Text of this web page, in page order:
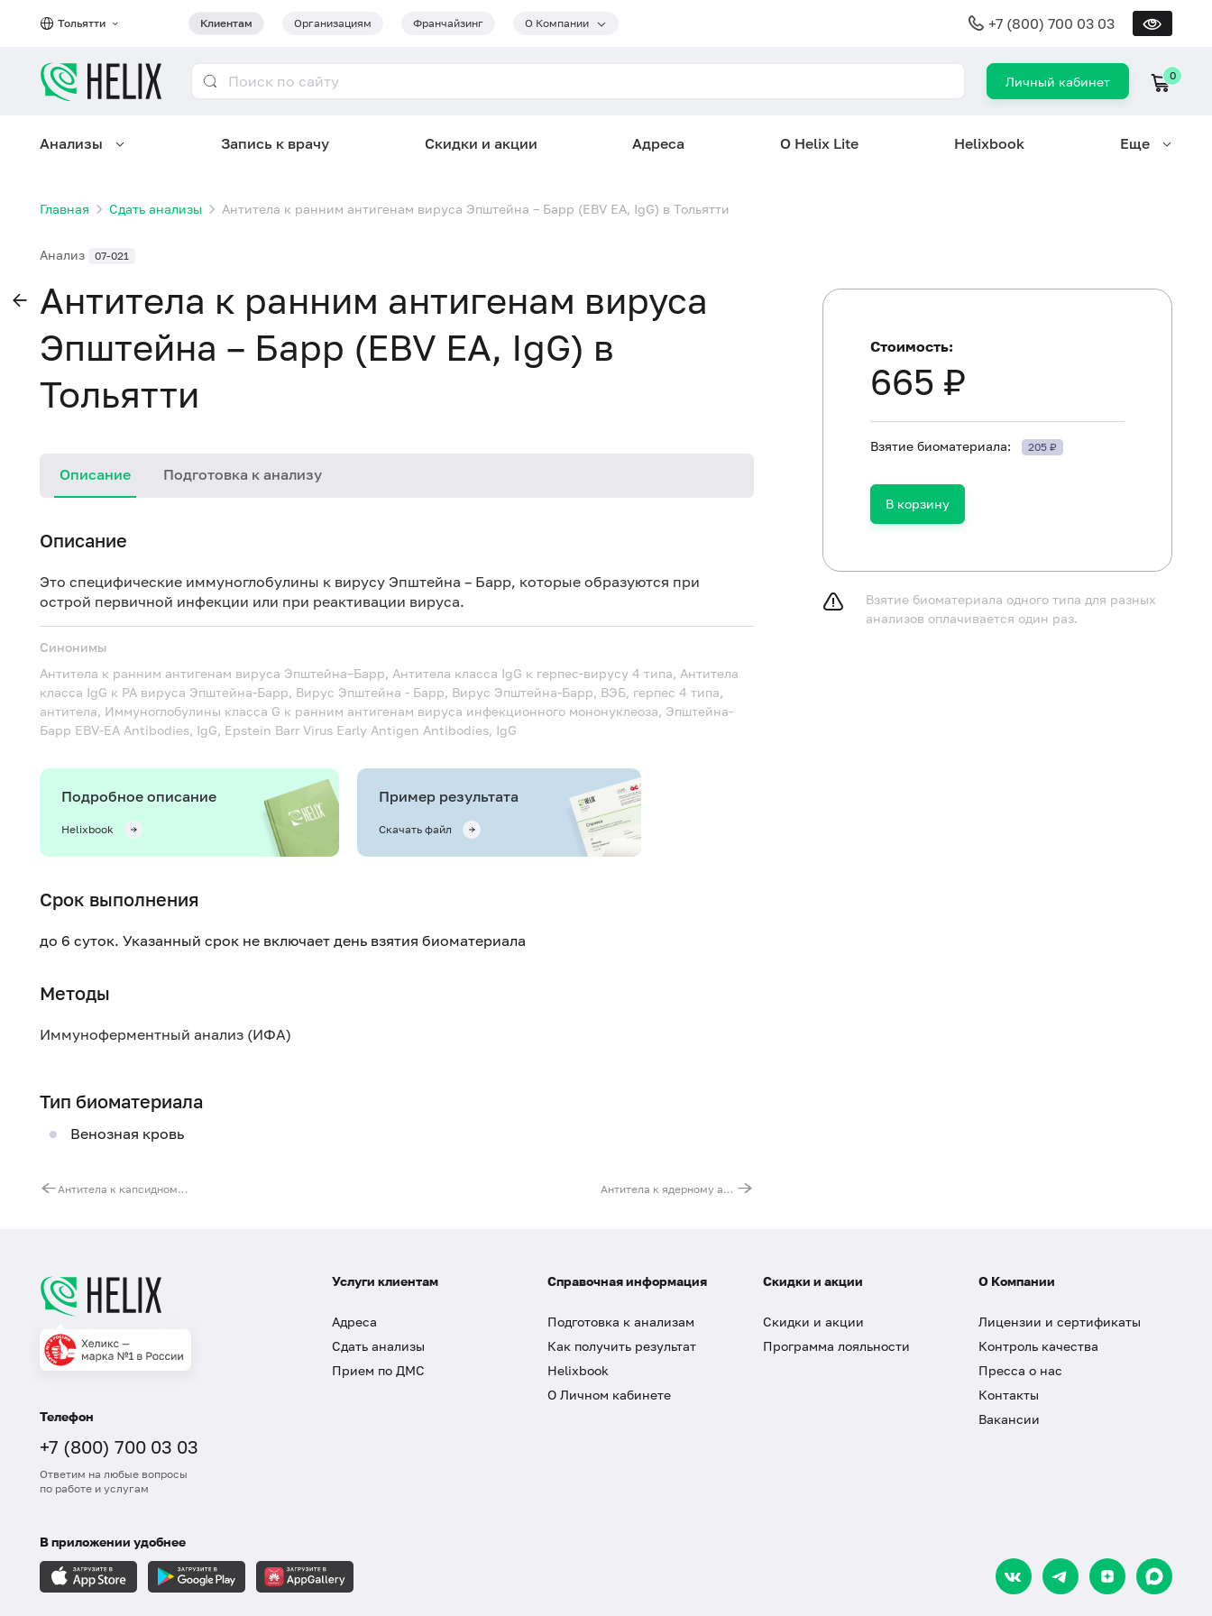
Тольятти Клиентам Организациям Франчайзинг О Компании +7 (800) 700 03 03
Личный кабинет 0
Анализы Запись к врачу Скидки и акции Адреса О Helix Lite Helixbook Еще
Главная Сдать анализы Антитела к ранним антигенам вируса Эпштейна – Барр (EBV EA, IgG) в Тольятти
Анализ 07-021
Антитела к ранним антигенам вируса
Эпштейна – Барр (EBV EA, IgG) в
Тольятти
Описание Подготовка к анализу
Описание
Это специфические иммуноглобулины к вирусу Эпштейна – Барр, которые образуются при
острой первичной инфекции или при реактивации вируса.
Синонимы
Антитела к ранним антигенам вируса Эпштейна–Барр, Антитела класса IgG к герпес-вирусу 4 типа, Антитела
класса IgG к РА вируса Эпштейна-Барр, Вирус Эпштейна - Барр, Вирус Эпштейна-Барр, ВЭБ, герпес 4 типа,
антитела, Иммуноглобулины класса G к ранним антигенам вируса инфекционного мононуклеоза, Эпштейна-
Барр EBV-EA Antibodies, IgG, Epstein Barr Virus Early Antigen Antibodies, IgG
Подробное описание
Helixbook
Пример результата
Скачать файл
Срок выполнения
до 6 суток. Указанный срок не включает день взятия биоматериала
Методы
Иммуноферментный анализ (ИФА)
Тип биоматериала
Венозная кровь
Антитела к капсидному белку вируса Эпштейна – Барр (EBV VCA, IgM) Антитела к ядерному антигену вируса Эпштейна – Барр (EBNA, IgG), количественно
Стоимость:
665 ₽
Взятие биоматериала: 205 ₽
В корзину
Взятие биоматериала одного типа для разных
анализов оплачивается один раз.
Телефон
+7 (800) 700 03 03
Ответим на любые вопросы
по работе и услугам
Услуги клиентам
Адреса
Сдать анализы
Прием по ДМС
Справочная информация
Подготовка к анализам
Как получить результат
Helixbook
О Личном кабинете
Скидки и акции
Скидки и акции
Программа лояльности
О Компании
Лицензии и сертификаты
Контроль качества
Пресса о нас
Контакты
Вакансии
В приложении удобнее